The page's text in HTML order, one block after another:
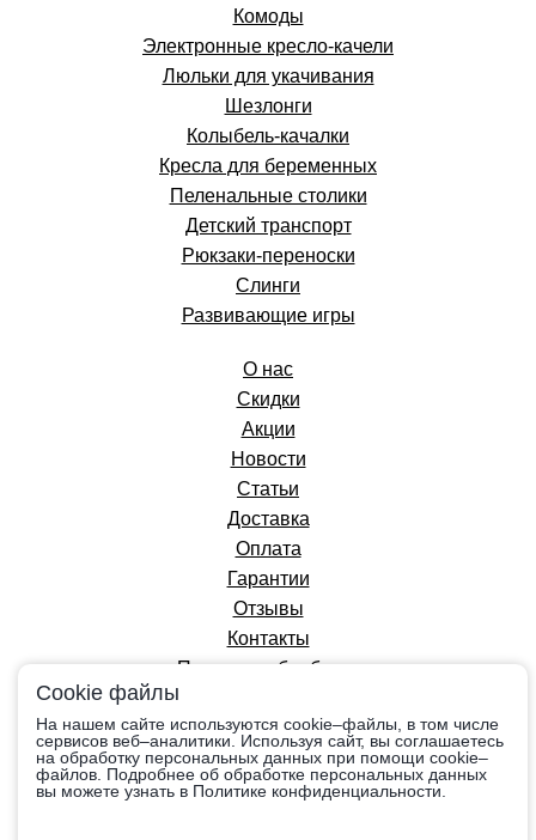
Комоды
Электронные кресло-качели
Люльки для укачивания
Шезлонги
Колыбель-качалки
Кресла для беременных
Пеленальные столики
Детский транспорт
Рюкзаки-переноски
Слинги
Развивающие игры
О нас
Скидки
Акции
Новости
Статьи
Доставка
Оплата
Гарантии
Отзывы
Контакты
Политика обработки
персональных данных
Вся информация на сайте приведена в
ознакомительных целях, носит справочный
Cookie файлы
На нашем сайте используются cookie–файлы, в том числе
сервисов веб–аналитики. Используя сайт, вы соглашаетесь
на обработку персональных данных при помощи cookie–
файлов. Подробнее об обработке персональных данных
вы можете узнать в Политике конфиденциальности.